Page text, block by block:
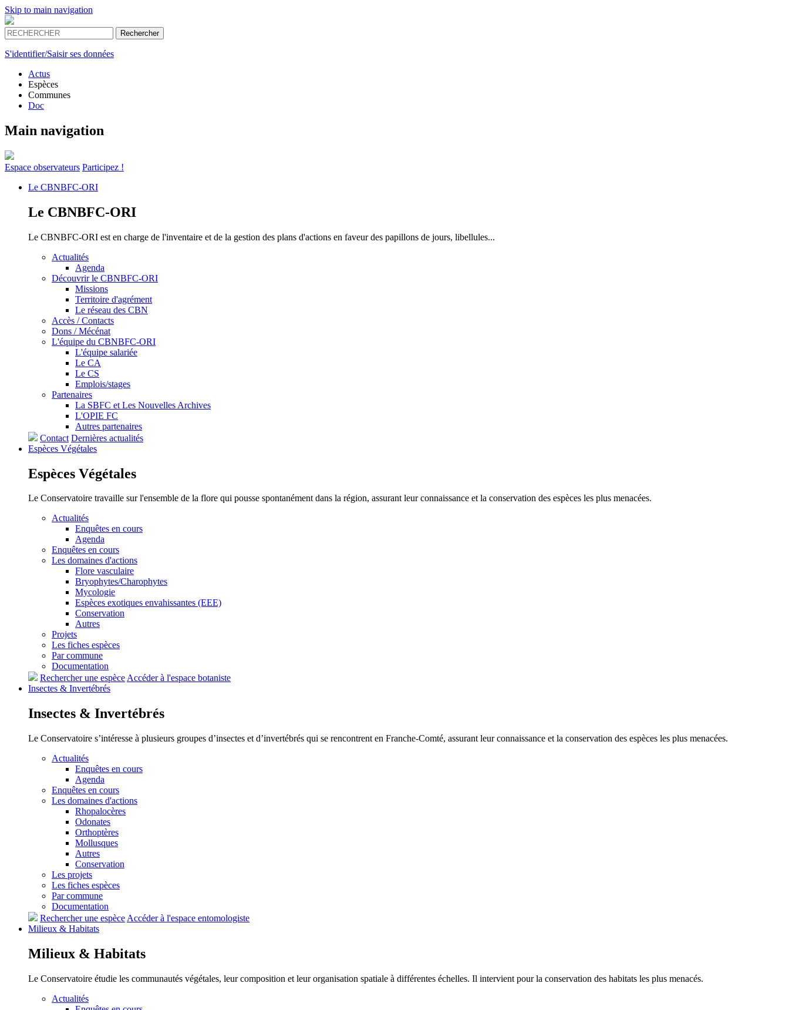
Skip to main navigation
S'identifier/Saisir ses données
Actus
Espèces
Communes
Doc
Main navigation
Espace observateurs Participez !
Le CBNBFC-ORI
Le CBNBFC-ORI
Le CBNBFC-ORI est en charge de l'inventaire et de la gestion des plans d'actions en faveur des papillons de jours, libellules...
Actualités
Agenda
Découvrir le CBNBFC-ORI
Missions
Territoire d'agrément
Le réseau des CBN
Accès / Contacts
Dons / Mécénat
L'équipe du CBNBFC-ORI
L'équipe salariée
Le CA
Le CS
Emplois/stages
Partenaires
La SBFC et Les Nouvelles Archives
L'OPIE FC
Autres partenaires
Contact Dernières actualités
Espèces Végétales
Espèces Végétales
Le Conservatoire travaille sur l'ensemble de la flore qui pousse spontanément dans la région, assurant leur connaissance et la conservation des espèces les plus menacées.
Actualités
Enquêtes en cours
Agenda
Enquêtes en cours
Les domaines d'actions
Flore vasculaire
Bryophytes/Charophytes
Mycologie
Espèces exotiques envahissantes (EEE)
Conservation
Autres
Projets
Les fiches espèces
Par commune
Documentation
Rechercher une espèceAccéder à l'espace botaniste
Insectes & Invertébrés
Insectes & Invertébrés
Le Conservatoire s’intéresse à plusieurs groupes d’insectes et d’invertébrés qui se rencontrent en Franche-Comté, assurant leur connaissance et la conservation des espèces les plus menacées.
Actualités
Enquêtes en cours
Agenda
Enquêtes en cours
Les domaines d'actions
Rhopalocères
Odonates
Orthoptères
Mollusques
Autres
Conservation
Les projets
Les fiches espèces
Par commune
Documentation
Rechercher une espèce Accéder à l'espace entomologiste
Milieux & Habitats
Milieux & Habitats
Le Conservatoire étudie les communautés végétales, leur composition et leur organisation spatiale à différentes échelles. Il intervient pour la conservation des habitats les plus menacés.
Actualités